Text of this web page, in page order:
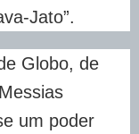
Jato”.
Globo, de
um poder